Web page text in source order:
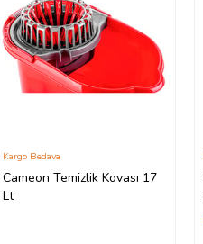
Cameon Temizlik Kovası 17
Lt
Kargo Bedava